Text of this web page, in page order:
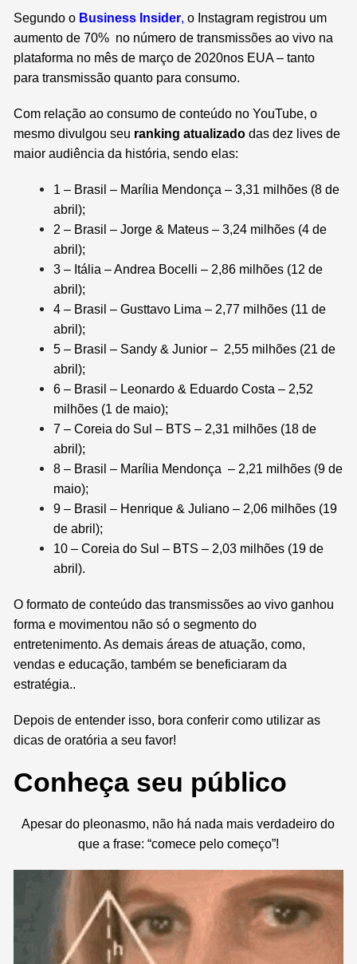
Segundo o Business Insider, o Instagram registrou um
aumento de 70% no número de transmissões ao vivo na
plataforma no mês de março de 2020nos EUA – tanto
para transmissão quanto para consumo.
Com relação ao consumo de conteúdo no YouTube, o
mesmo divulgou seu ranking atualizado das dez lives de
maior audiência da história, sendo elas:
1 – Brasil – Marília Mendonça – 3,31 milhões (8 de
abril);
2 – Brasil – Jorge & Mateus –3,24 milhões (4 de
abril);
3 – Itália – Andrea Bocelli – 2,86 milhões (12 de
abril);
4 – Brasil – Gusttavo Lima – 2,77 milhões (11 de
abril);
5 – Brasil – Sandy & Junior – 2,55 milhões (21 de
abril);
6 – Brasil – Leonardo & Eduardo Costa – 2,52
milhões (1 de maio);
7 – Coreia do Sul – BTS – 2,31 milhões (18 de
abril);
8 – Brasil – Marília Mendonça – 2,21 milhões (9 de
maio);
9 – Brasil – Henrique & Juliano – 2,06 milhões (19
de abril);
10 – Coreia do Sul – BTS – 2,03 milhões (19 de
abril).
O formato de conteúdo das transmissões ao vivo ganhou
forma e movimentou não só o segmento do
entretenimento. As demais áreas de atuação, como,
vendas e educação, também se beneficiaram da
estratégia..
Depois de entender isso, bora conferir como utilizar as
dicas de oratória a seu favor!
Conheça seu público
Apesar do pleonasmo, não há nada mais verdadeiro do
que a frase: “comece pelo começo”!